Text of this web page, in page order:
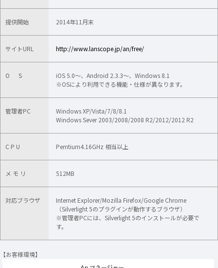
提供開始 2014年11月末
サイトURL http://www.lanscope.jp/an/free/
O S
iOS 5.0～、Android 2.3.3～、Windows 8.1
※OSにより利用できる機能・仕様が異なります。
管理者PC
Windows XP/Vista/7/8/8.1
Windows Sever 2003/2008/2008 R2/2012/2012 R2
C P U Pemtium4.16GHz 相当以上
メ モ リ 512MB
対応ブラウザ
Internet Explorer/Mozilla Firefox/Google Chrome
（Silverlight 5のプラグインが動作するブラウザ）
※管理者PCには、Silverlight 5のインストールが必要で
す。
【お客様環境】